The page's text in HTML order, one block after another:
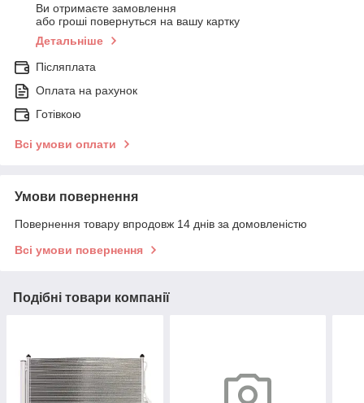
Ви отримаєте замовлення
або гроші повернуться на вашу картку
Детальніше
Післяплата
Оплата на рахунок
Готівкою
Всі умови оплати
Умови повернення
Повернення товару впродовж 14 днів за домовленістю
Всі умови повернення
Подібні товари компанії